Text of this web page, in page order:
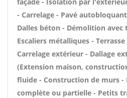
- Carrelage - Pavé
Dalles béton - Démolition avec
Escaliers métalliques -
Carrelage extérieur - Dallage
(Extension maison,
fluide - Construction de murs
complète ou partielle - Petits